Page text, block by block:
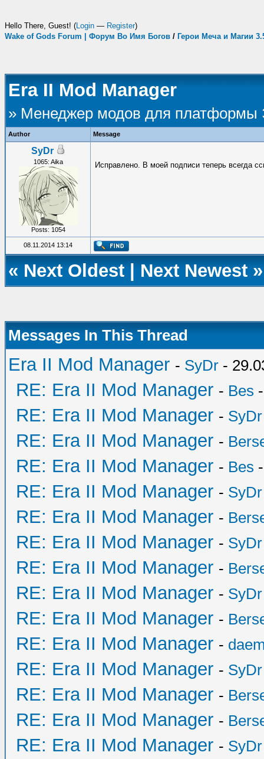
Hello There, Guest! (Login — Register)
Wake of Gods Forum | Форум Во Имя Богов / Герои Меча и Магии
Era II Mod Manager
» Менеджер модов для платформы
Author Message
SyDr
1065: Aika
Posts: 1054
Исправлено. В моей подписи теперь всегда
08.11.2014 13:14
« Next Oldest Next Newest »
Messages In This Thread
Era II Mod Manager - SyDr -
RE: Era II Mod Manager - Bes
RE: Era II Mod Manager - SyDr
RE: Era II Mod Manager -
RE: Era II Mod Manager - Bes
RE: Era II Mod Manager - SyDr
RE: Era II Mod Manager -
RE: Era II Mod Manager - SyDr
RE: Era II Mod Manager -
RE: Era II Mod Manager - SyDr
RE: Era II Mod Manager -
RE: Era II Mod Manager -
RE: Era II Mod Manager - SyDr
RE: Era II Mod Manager -
RE: Era II Mod Manager -
RE: Era II Mod Manager - SyDr